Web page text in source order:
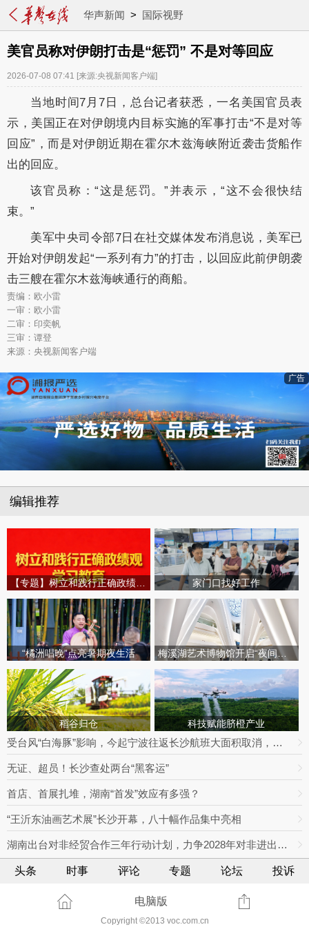
华声新闻 > 国际视野
美官员称对伊朗打击是“惩罚” 不是对等回应
2026-07-08 07:41 [来源:央视新闻客户端]
当地时间7月7日，总台记者获悉，一名美国官员表
示，美国正在对伊朗境内目标实施的军事打击“不是对等
回应”，而是对伊朗近期在霍尔木兹海峡附近袭击货船作
出的回应。
该官员称：“这是惩罚。”并表示，“这不会很快结
束。”
美军中央司令部7日在社交媒体发布消息说，美军已
开始对伊朗发起“一系列有力”的打击，以回应此前伊朗袭
击三艘在霍尔木兹海峡通行的商船。
责编：欧小雷
一审：欧小雷
二审：印奕帆
三审：谭登
来源：央视新闻客户端
广告
编辑推荐
家门口找好工作
“橘洲唱晚”点亮暑期夜生活 梅溪湖艺术博物馆开启“夜间模式”
稻谷归仓 科技赋能脐橙产业
受台风“白海豚”影响，今起宁波往返长沙航班大面积取消，明日19趟次全部停飞｜出行早知道
无证、超员！长沙查处两台“黑客运”
首店、首展扎堆，湖南“首发”效应有多强？
“王沂东油画艺术展”长沙开幕，八十幅作品集中亮相
湖南出台对非经贸合作三年行动计划，力争2028年对非进出口额达800亿元
头条 时事 评论 专题 论坛 投诉
电脑版
Copyright ©2013 voc.com.cn